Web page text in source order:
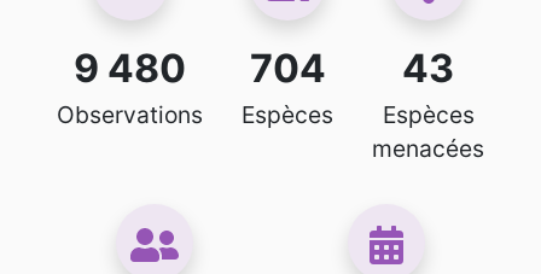
9 480
Observations
704
Espèces
43
Espèces
menacées